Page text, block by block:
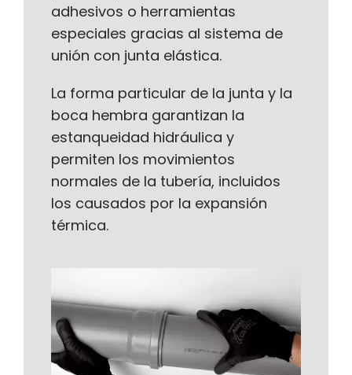
adhesivos o herramientas
especiales gracias al sistema de
unión con junta elástica.
La forma particular de la junta y la
boca hembra garantizan la
estanqueidad hidráulica y
permiten los movimientos
normales de la tubería, incluidos
los causados por la expansión
térmica.